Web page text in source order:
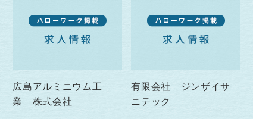
広島アルミニウム工
業 株式会社
有限会社 ジンザイサ
ニテック